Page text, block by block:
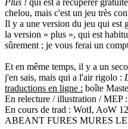
Plus ! qui est à récupérer
chelou, mais c'est un jeu très
Il y a une version du jeu qui est
la version « plus », qui est
sûrement ; je vous ferai un
Et en même temps, il y a un
j'en sais, mais qui a l'air rigolo :
traductions en ligne : boîte
En relecture / illustration / MEP
En cours de trad : WotI, AoW 12
ABEANT FURES MURES